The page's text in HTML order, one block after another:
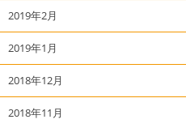
2019年2月
2019年1月
2018年12月
2018年11月